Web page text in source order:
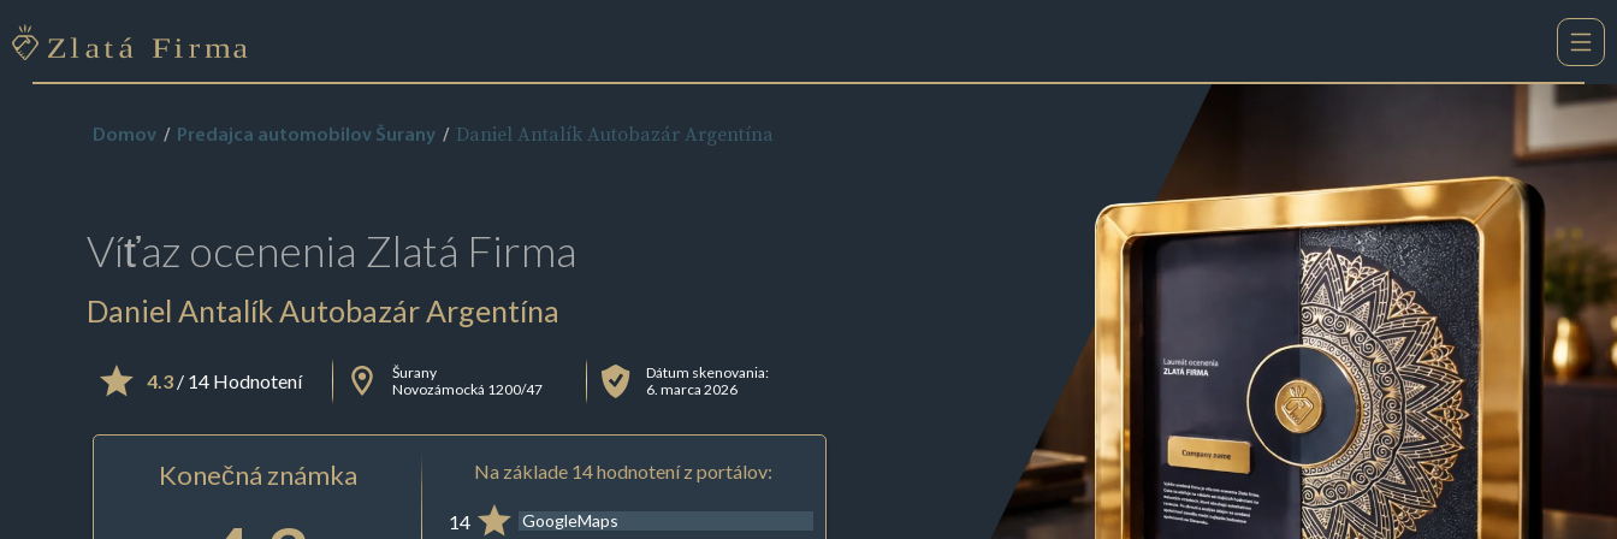
Domov Predajca automobilov Šurany Daniel Antalík Autobazár Argentína
Víťaz ocenenia Zlatá Firma
Daniel Antalík Autobazár Argentína
4.3/ 14 Hodnotení
Šurany
Novozámocká 1200/47
Dátum skenovania:
6. marca 2026
Konečná známka Na základe 14 hodnotení z portálov:
14 GoogleMaps